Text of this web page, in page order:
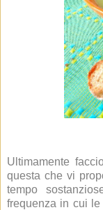
Ultimamente
questa che vi
tempo
frequenza in cui